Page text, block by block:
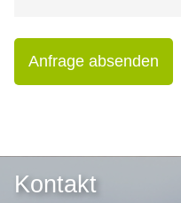
Anfrage absenden
Kontakt